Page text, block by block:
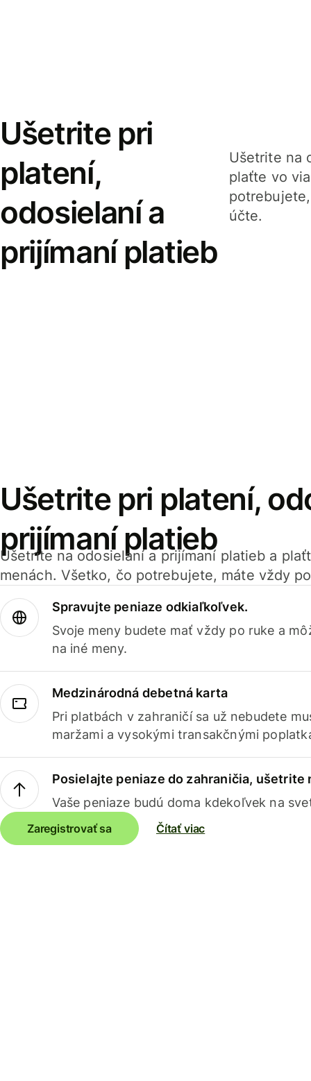
Ušetrite pri
platení,
odosielaní a
prijímaní platieb
Ušetrite na
plaťte vo
účte.
Ušetrite pri platení,
prijímaní platieb
Ušetrite na odosielaní a prijímaní platieb a
menách. Všetko, čo potrebujete, máte vždy
Spravujte peniaze odkiaľkoľvek.
Svoje meny budete mať vždy po ruke a
na iné meny.
Medzinárodná debetná karta
Pri platbách v zahraničí sa už nebudete
maržami a vysokými transakčnými
Posielajte peniaze do zahraničia, ušetrite
Vaše peniaze budú doma kdekoľvek na
Zaregistrovať sa Čítať viac